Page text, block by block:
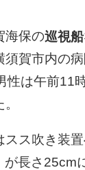
海保の巡視船
須賀市内の
性は午前11
スス吹き装
が長さ25cm